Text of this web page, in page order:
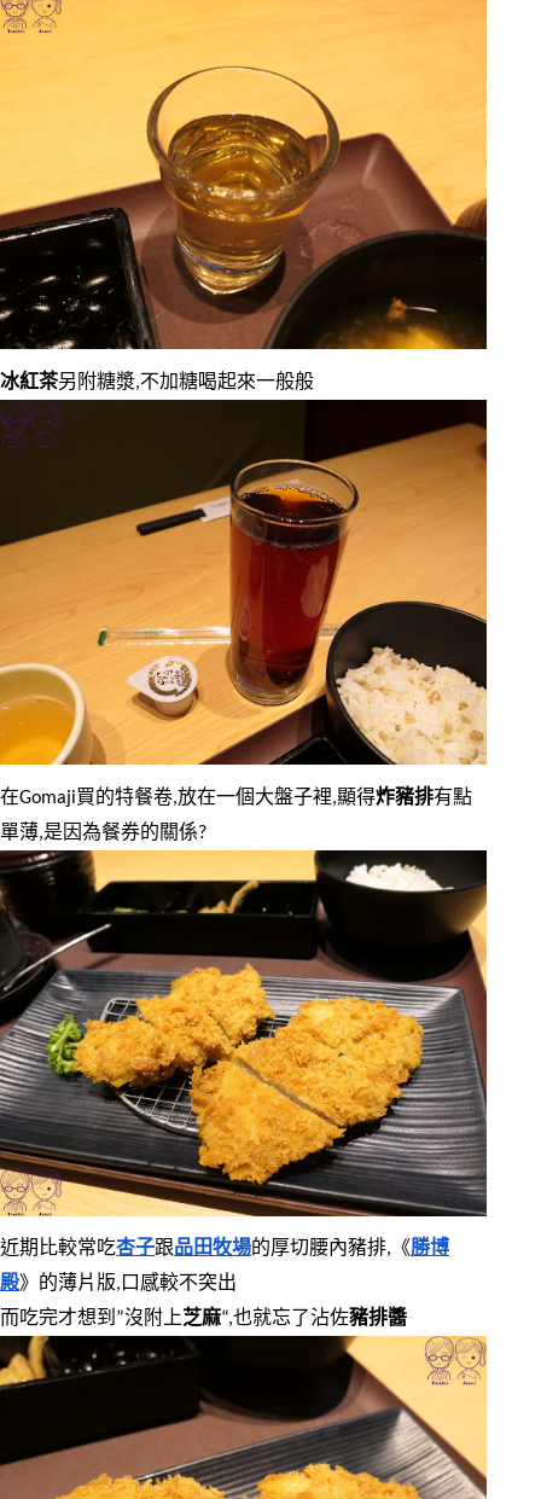
冰紅茶另附糖漿,不加糖喝起來一般般
在Gomaji買的特餐卷,放在一個大盤子裡,顯得炸豬排有點
單薄,是因為餐券的關係?
近期比較常吃杏子跟品田牧場的厚切腰內豬排,《勝博
殿》的薄片版,口感較不突出
而吃完才想到”沒附上芝麻“,也就忘了沾佐豬排醬